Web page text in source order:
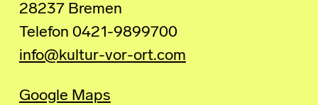
28237 Bremen
Telefon 0421-9899700
info@kultur-vor-ort.com
Google Maps